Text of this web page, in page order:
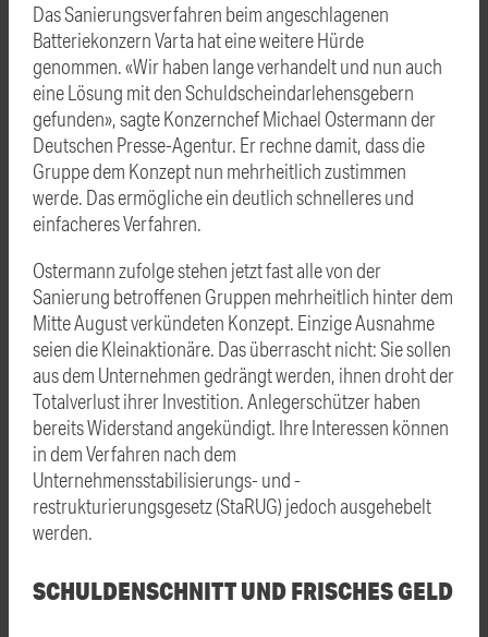
Das Sanierungsverfahren beim angeschlagenen
BatteriekonzernVarta hat eine weitere Hürde
genommen. «Wir haben lange verhandelt und nun auch
eine Lösung mit den Schuldscheindarlehensgebern
gefunden», sagte Konzernchef Michael Ostermann der
Deutschen Presse-Agentur. Er rechne damit, dass die
Gruppe dem Konzept nun mehrheitlich zustimmen
werde. Das ermögliche ein deutlich schnelleres und
einfacheres Verfahren.
Ostermann zufolge stehen jetzt fast alle von der
Sanierung betroffenen Gruppen mehrheitlich hinter dem
Mitte August verkündeten Konzept. Einzige Ausnahme
seien die Kleinaktionäre. Das überrascht nicht: Sie sollen
aus dem Unternehmen gedrängt werden, ihnen droht der
Totalverlust ihrer Investition. Anlegerschützer haben
bereits Widerstand angekündigt. Ihre Interessen können
in dem Verfahren nach dem
Unternehmensstabilisierungs- und -
restrukturierungsgesetz (StaRUG) jedoch ausgehebelt
werden.
SCHULDENSCHNITT UND FRISCHES GELD